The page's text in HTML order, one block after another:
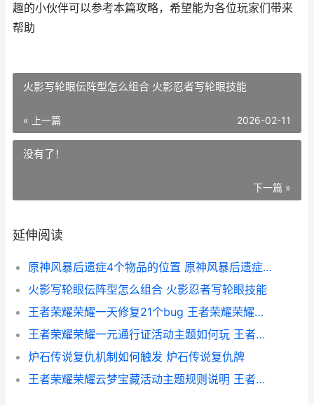
趣的小伙伴可以参考本篇攻略，希望能为各位玩家们带来
帮助
火影写轮眼伝阵型怎么组合 火影忍者写轮眼技能
« 上一篇 2026-02-11
没有了！
下一篇 »
延伸阅读
原神风暴后遗症4个物品的位置 原神风暴后遗症任务海报位置
火影写轮眼伝阵型怎么组合 火影忍者写轮眼技能
王者荣耀荣耀一天修复21个bug 王者荣耀荣耀一颗星多少钱
王者荣耀荣耀一元通行证活动主题如何玩 王者荣耀荣耀一周不打会掉星吗_1
炉石传说复仇机制如何触发 炉石传说复仇牌
王者荣耀荣耀云梦宝藏活动主题规则说明 王者荣耀云游戏官方网站